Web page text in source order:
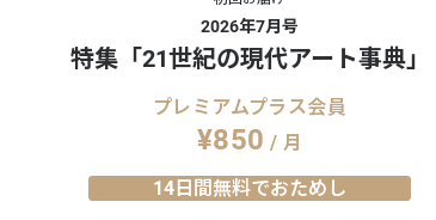
2026年7月号
特集「21世紀の現代アート事典」
プレミアムプラス会員
¥850 / 月
14日間無料でおためし